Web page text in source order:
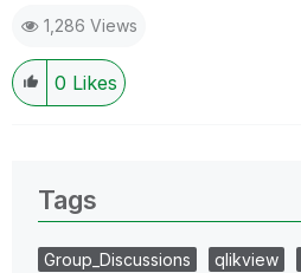
1,286 Views
0 Likes
Tags
Group_Discussions qlikview